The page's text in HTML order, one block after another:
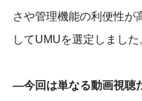
さや管理機能の利便性が
してUMUを選定しました
―今回は単なる動画視聴